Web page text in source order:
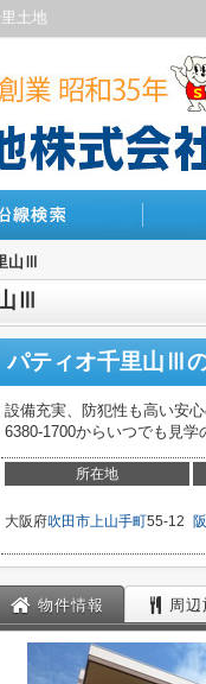
土地
山Ⅲ
Ⅲ
パティオ千里山Ⅲ
設備充実、防犯性も高い安
6380-1700からいつでも見
所在地
大阪府吹田市上山手町55-12
物件情報 周